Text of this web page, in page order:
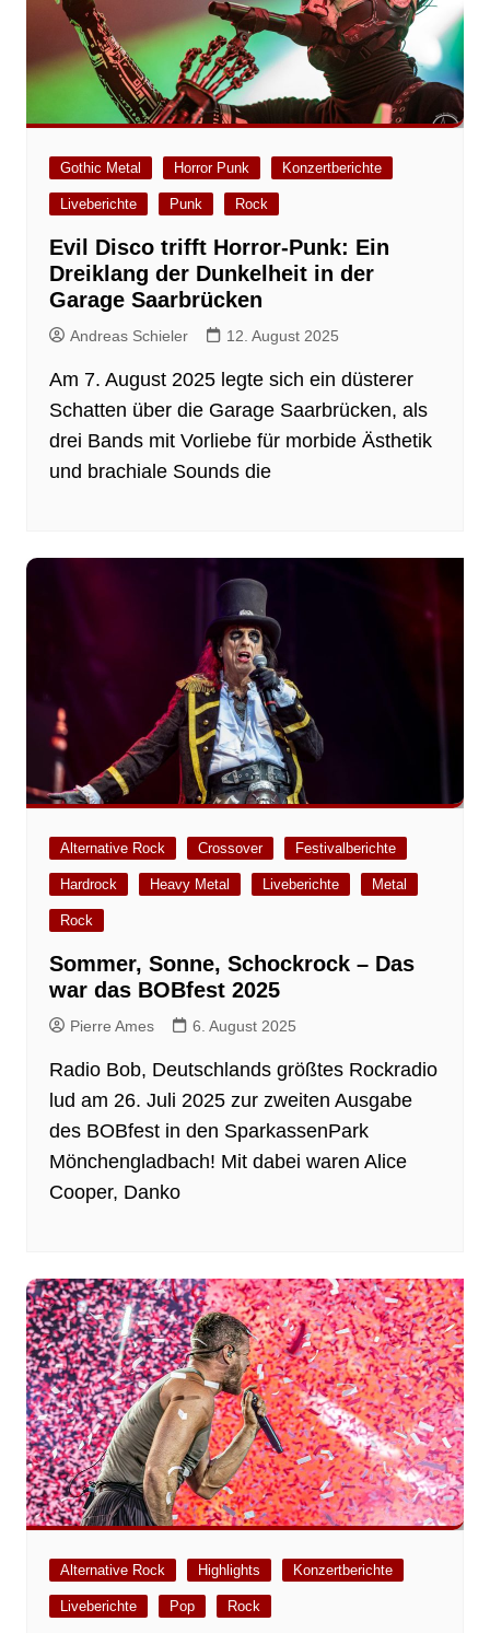
Gothic Metal Horror Punk Konzertberichte
Liveberichte Punk Rock
Evil Disco trifft Horror-Punk: Ein
Dreiklang der Dunkelheit in der
Garage Saarbrücken
Andreas Schieler 12. August 2025
Am 7. August 2025 legte sich ein düsterer
Schatten über die Garage Saarbrücken, als
drei Bands mit Vorliebe für morbide Ästhetik
und brachiale Sounds die
Alternative Rock Crossover Festivalberichte
Hardrock Heavy Metal Liveberichte Metal
Rock
Sommer, Sonne, Schockrock – Das
war das BOBfest 2025
Pierre Ames 6. August 2025
Radio Bob, Deutschlands größtes Rockradio
lud am 26. Juli 2025 zur zweiten Ausgabe
des BOBfest in den SparkassenPark
Mönchengladbach! Mit dabei waren Alice
Cooper, Danko
Alternative Rock Highlights Konzertberichte
Liveberichte Pop Rock